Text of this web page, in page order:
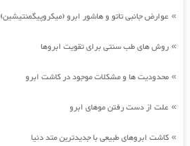
» عوارض جانبی تاتو و هاشور ابرو (میکروپیگمنتیشین)
» روش های طب سنتی برای تقویت ابروها
» محدودیت ها و مشکلات موجود در کاشت ابرو
» علت از دست رفتن موهای ابرو
» کاشت ابروهای طبیعی با جدیدترین متد دنیا